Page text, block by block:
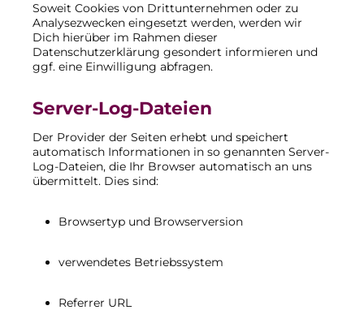
Soweit Cookies von Drittunternehmen oder zu
Analysezwecken eingesetzt werden, werden wir
Dich hierüber im Rahmen dieser
Datenschutzerklärung gesondert informieren und
ggf. eine Einwilligung abfragen.
Server-Log-Dateien
Der Provider der Seiten erhebt und speichert
automatisch Informationen in so genannten Server-
Log-Dateien, die Ihr Browser automatisch an uns
übermittelt. Dies sind:
Browsertyp und Browserversion
verwendetes Betriebssystem
Referrer URL